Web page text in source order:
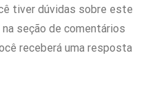
tiver dúvidas sobre este
seção de comentários
receberá uma resposta